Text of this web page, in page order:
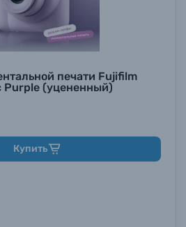
печати Fujifilm
Purple (уцененный)
Купить